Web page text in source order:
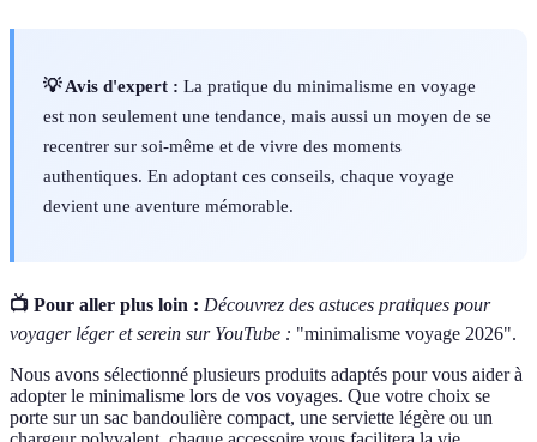
💡 Avis d'expert : La pratique du minimalisme en voyage
est non seulement une tendance, mais aussi un moyen de se
recentrer sur soi-même et de vivre des moments
authentiques. En adoptant ces conseils, chaque voyage
devient une aventure mémorable.
📺 Pour aller plus loin : Découvrez des astuces pratiques pour
voyager léger et serein sur YouTube : "minimalisme voyage 2026".
Nous avons sélectionné plusieurs produits adaptés pour vous aider à
adopter le minimalisme lors de vos voyages. Que votre choix se
porte sur un sac bandoulière compact, une serviette légère ou un